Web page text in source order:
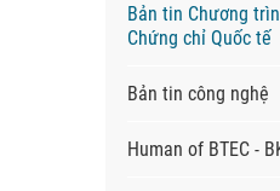
Bản tin Chương
Chứng chỉ Quốc tế
Bản tin công nghệ
Human of BTEC -